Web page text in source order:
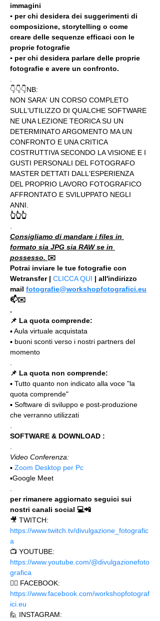
immagini
▪️ per chi desidera dei suggerimenti di
composizione, storytelling o come
creare delle sequenze efficaci con le
proprie fotografie
▪️ per chi desidera parlare delle proprie
fotografie e avere un confronto.
👇👇👇NB:
NON SARA' UN CORSO COMPLETO
SULL'UTILIZZO DI QUALCHE SOFTWARE
NE UNA LEZIONE TEORICA SU UN
DETERMINATO ARGOMENTO MA UN
CONFRONTO E UNA CRITICA
COSTRUTTIVA SECONDO LA VISIONE E I
GUSTI PERSONALI DEL FOTOGRAFO
MASTER DETTATI DALL'ESPERIENZA
DEL PROPRIO LAVORO FOTOGRAFICO
AFFRONTATO E SVILUPPATO NEGLI
ANNI.
👆👆👆
Consigliamo di mandare i files in
formato sia JPG sia RAW se in
possesso. ✉️
Potrai inviare le tue fotografie con
Wetransfer | CLICCA QUI | all'indirizzo
mail fotografie@workshopfotografici.eu
📫✉️
.
📌 La quota comprende:
▪️ Aula virtuale acquistata
▪️ buoni sconti verso i nostri partners del
momento
📌 La quota non comprende:
▪️ Tutto quanto non indicato alla voce "la
quota comprende"
▪️ Software di sviluppo e post-produzione
che verranno utilizzati
SOFTWARE & DOWNLOAD :
Video Conferenza:
▪️ Zoom Desktop per Pc
▪️Google Meet
per rimanere aggiornato seguici sui
nostri canali social 💻📲
🎥 TWITCH:
https://www.twitch.tv/divulgazione_fotografic
a
📺 YOUTUBE:
https://www.youtube.com/@divulgazionefoto
grafica
🙋‍♂️ FACEBOOK:
https://www.facebook.com/workshopfotograf
ici.eu
🙋 INSTAGRAM: